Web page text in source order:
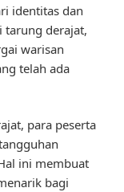
identitas dan
tarung derajat,
warisan
telah ada
para peserta
ini membuat
bagi